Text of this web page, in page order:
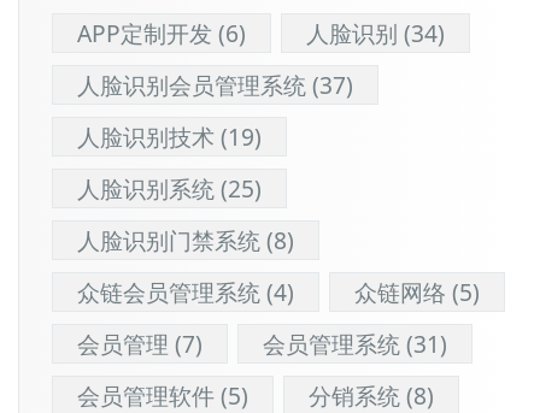
APP定制开发 (6) 人脸识别 (34)
人脸识别会员管理系统(37)
人脸识别技术(19)
人脸识别系统(25)
人脸识别门禁系统(8)
众链会员管理系统(4) 众链网络 (5)
会员管理 (7) 会员管理系统(31)
会员管理软件(5) 分销系统(8)